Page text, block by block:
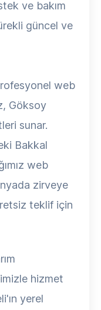
ve bakım
güncel ve
web
Göksoy
sunar.
Bakkal
web
zirveye
teklif için
hizmet
yerel